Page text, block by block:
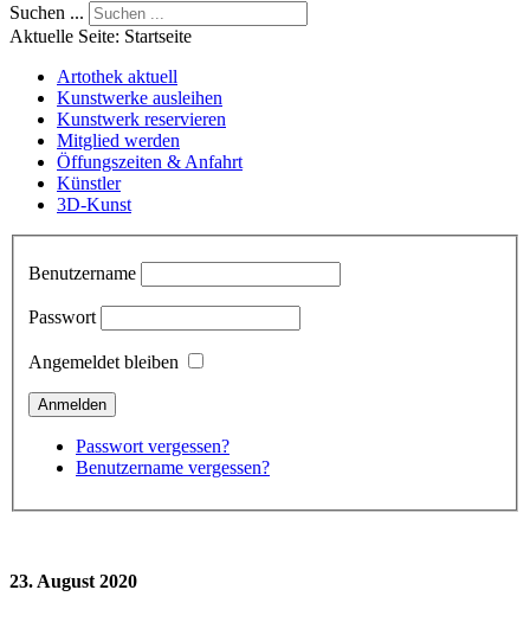
Suchen ...
Aktuelle Seite: Startseite
Artothek aktuell
Kunstwerke ausleihen
Kunstwerk reservieren
Mitglied werden
Öffungszeiten & Anfahrt
Künstler
3D-Kunst
Benutzername
Passwort
Angemeldet bleiben
Passwort vergessen?
Benutzername vergessen?
23. August 2020